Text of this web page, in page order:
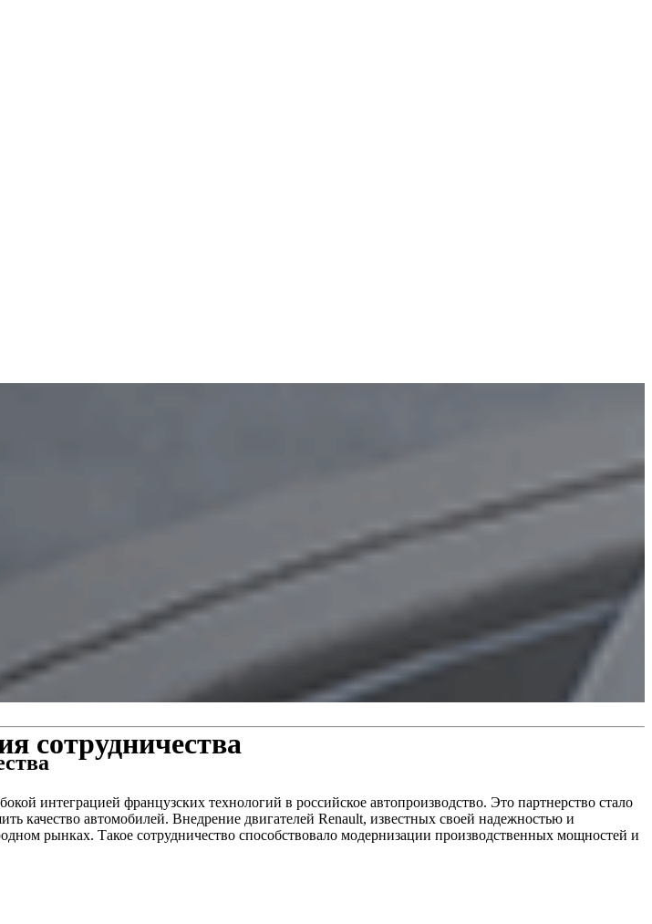
сотрудничества
интеграцией французских технологий в российское автопроизводство. Это партнерство стало
качество автомобилей. Внедрение двигателей Renault, известных своей надежностью и
рынках. Такое сотрудничество способствовало модернизации производственных мощностей и